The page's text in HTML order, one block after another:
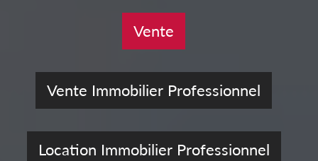
Vente
Vente Immobilier Professionnel
Location Immobilier Professionnel